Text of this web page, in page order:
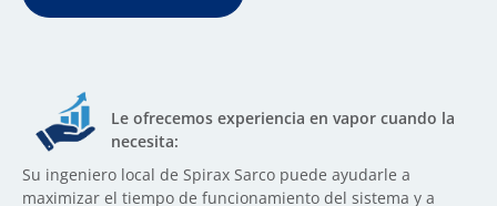
Le ofrecemos experiencia en vapor cuando la
necesita:
Su ingeniero local de Spirax Sarco puede ayudarle a
maximizar el tiempo de funcionamiento del sistema y a